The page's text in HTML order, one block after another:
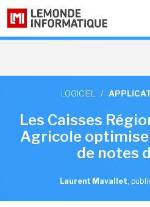
LOGICIEL /
Les Caisses
Agricole
de notes
Laurent Mavallet,